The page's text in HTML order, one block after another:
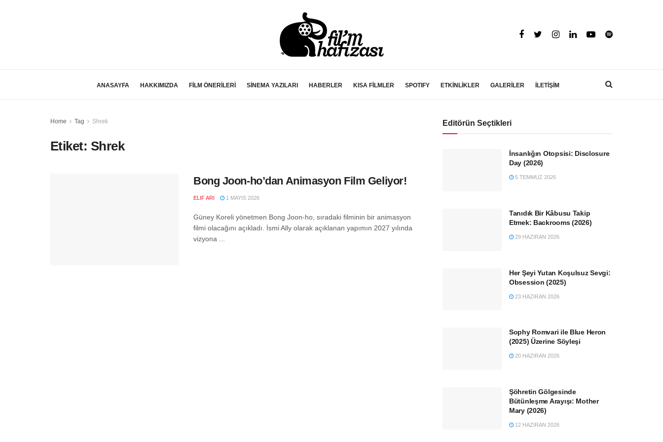
ANASAYFA HAKKIMIZDA FİLM ÖNERİLERİ SİNEMA YAZILARI HABERLER KISA FİLMLER SPOTIFY ETKİNLİKLER GALERİLER İLETİŞİM
Home Tag Shrek
Etiket: Shrek
Bong Joon-ho’dan Animasyon Film Geliyor!
ELIF ARI 1 MAYIS 2026
Güney Koreli yönetmen Bong Joon-ho, sıradaki filminin bir animasyon
filmi olacağını açıkladı. İsmi Ally olarak açıklanan yapımın 2027 yılında
vizyona ...
Editörün Seçtikleri
İnsanlığın Otopsisi: Disclosure
Day (2026)
5 TEMMUZ 2026
Tanıdık Bir Kâbusu Takip
Etmek: Backrooms (2026)
29 HAZIRAN 2026
Her Şeyi Yutan Koşulsuz Sevgi:
Obsession (2025)
23 HAZIRAN 2026
Sophy Romvari ile Blue Heron
(2025) Üzerine Söyleşi
20 HAZIRAN 2026
Şöhretin Gölgesinde
Bütünleşme Arayışı: Mother
Mary (2026)
12 HAZIRAN 2026